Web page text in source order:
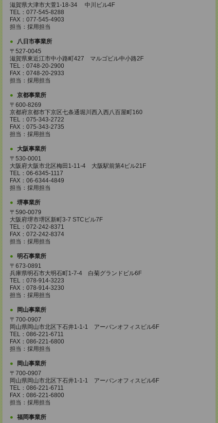
滋賀県大津市大萱1-18-34 中川ビル4F
TEL：077-545-8288
FAX：077-545-4903
担当：採用担当
八日市事業所
〒527-0045
滋賀県東近江市中小路町427 マルゴビル中小路2F
TEL：0748-20-2900
FAX：0748-20-2933
担当：採用担当
京都事業所
〒600-8269
京都府京都市下京区七条通堀川西入西八百屋町160
TEL：075-343-2722
FAX：075-343-2735
担当：採用担当
大阪事業所
〒530-0001
大阪府大阪市北区梅田1-11-4 大阪駅前第4ビル21F
TEL：06-6345-1117
FAX：06-6344-4849
担当：採用担当
堺事業所
〒590-0079
大阪府堺市堺区新町3-7 STCビル7F
TEL：072-242-8371
FAX：072-242-8374
担当：採用担当
明石事業所
〒673-0891
兵庫県明石市大明石町1-7-4 白菊グランドビル6F
TEL：078-914-3223
FAX：078-914-3230
担当：採用担当
岡山事業所
〒700-0907
岡山県岡山市北区下石井1-1-1 アーバンオフィスビル6F
TEL：086-221-6711
FAX：086-221-6800
担当：採用担当
岡山事業所
〒700-0907
岡山県岡山市北区下石井1-1-1 アーバンオフィスビル6F
TEL：086-221-6711
FAX：086-221-6800
担当：採用担当
福岡事業所